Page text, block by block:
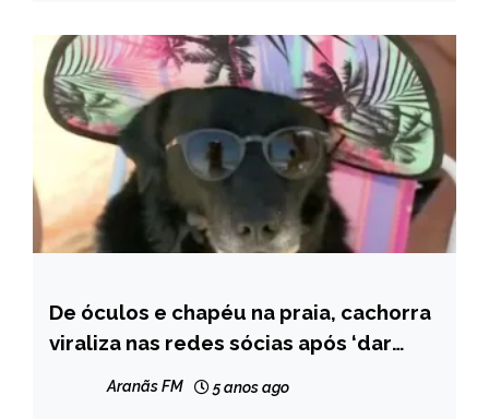
ENTRETENIMENTO
De óculos e chapéu na praia, cachorra
viraliza nas redes sócias após ‘dar
Aranãs FM 5 anos ago